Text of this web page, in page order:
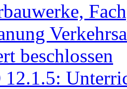
beschlossen
12.1.5: